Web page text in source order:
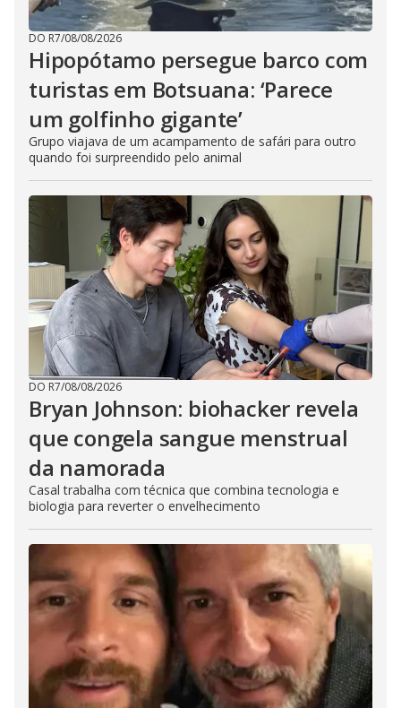
DO R7/08/08/2026
Hipopótamo persegue barco com
turistas em Botsuana: ‘Parece
um golfinho gigante’
Grupo viajava de um acampamento de safári para outro
quando foi surpreendido pelo animal
DO R7/08/08/2026
Bryan Johnson: biohacker revela
que congela sangue menstrual
da namorada
Casal trabalha com técnica que combina tecnologia e
biologia para reverter o envelhecimento